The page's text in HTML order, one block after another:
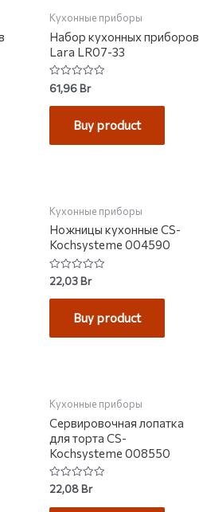
Кухонные приборы
Набор кухонных приборов
Lara LR07-33
Rated
0
out
61,96Br
Buy product
Кухонные приборы
Ножницы кухонные CS-
Kochsysteme 004590
Rated
0
out
22,03Br
Buy product
Кухонные приборы
Сервировочная лопатка
для торта CS-
Kochsysteme 008550
Rated
0
out
22,08Br